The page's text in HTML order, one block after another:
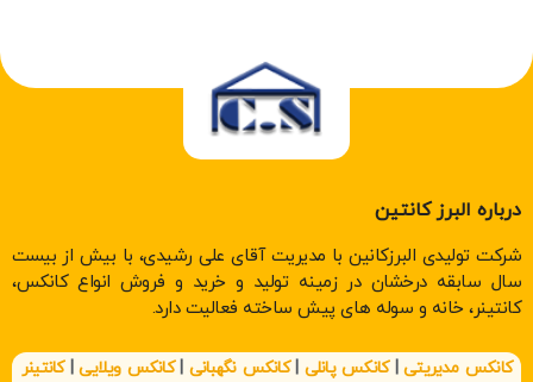
درباره البرز کانتین
شرکت تولیدی البرزکانین با مدیریت آقای علی رشیدی، با بیش از بیست
سال سابقه درخشان در زمینه تولید و خرید و فروش انواع کانکس،
کانتینر، خانه و سوله های پیش ساخته فعالیت دارد.
کانکس مدیریتی|کانکس پانلی |کانکس نگهبانی |کانکس ویلایی|کانتینر